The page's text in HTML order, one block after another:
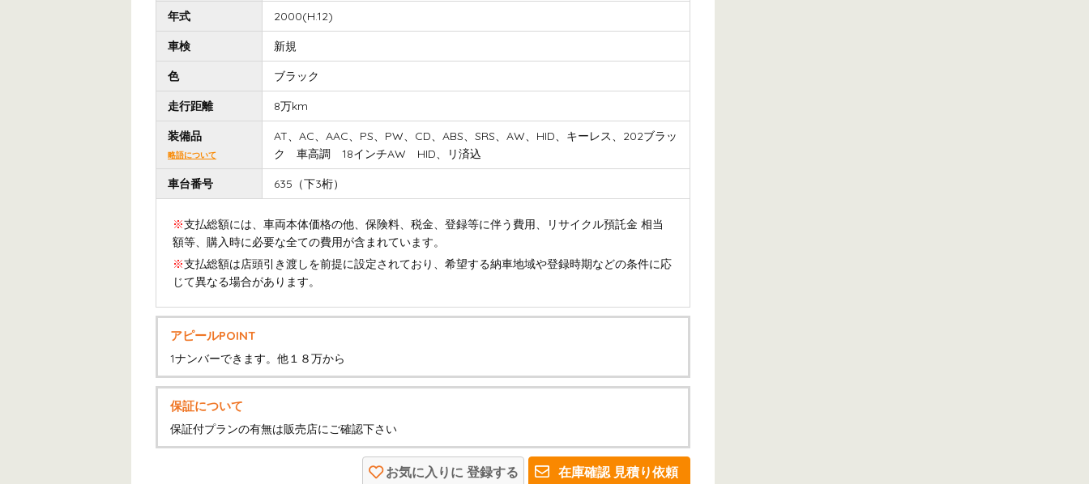
年式 2000(H.12)
車検 新規
色 ブラック
走行距離 8万km
装備品
略語について
AT、AC、AAC、PS、PW、CD、ABS、SRS、AW、HID、キーレス、202ブラッ
ク 車高調 18インチAW HID、リ済込
車台番号 635（下3桁）
※支払総額には、車両本体価格の他、保険料、税金、登録等に伴う費用、リサイクル預託金 相当
額等、購入時に必要な全ての費用が含まれています。
※支払総額は店頭引き渡しを前提に設定されており、希望する納車地域や登録時期などの条件に応
じて異なる場合があります。
アピールPOINT
1ナンバーできます。他１８万から
保証について
保証付プランの有無は販売店にご確認下さい
在庫確認 見積り依頼
お気に入りに 登録する